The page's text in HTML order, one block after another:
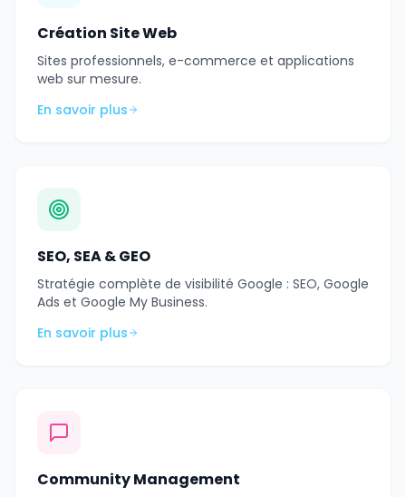
Création Site Web
Sites professionnels, e-commerce et applications
web sur mesure.
En savoir plus
SEO, SEA & GEO
Stratégie complète de visibilité Google : SEO, Google
Ads et Google My Business.
En savoir plus
Community Management